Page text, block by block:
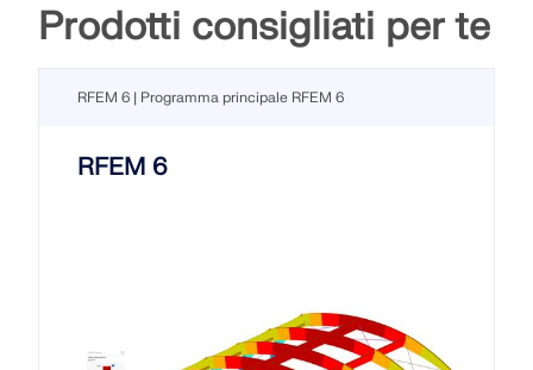
Prodotti consigliati per te
RFEM 6 | Programma principale RFEM 6
RFEM 6